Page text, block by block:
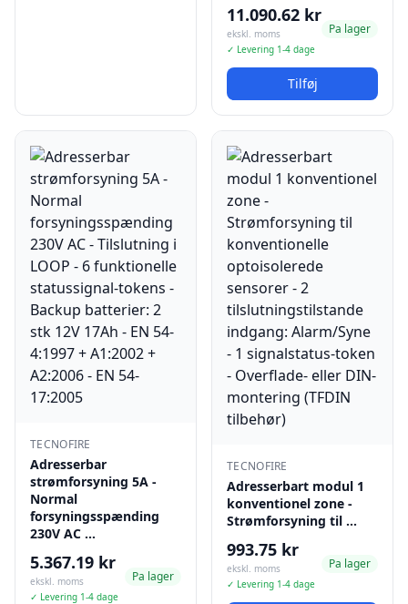
11.090.62 kr
ekskl. moms
✓ Levering 1-4 dage
Pa lager
Tilføj
TECNOFIRE
Adresserbar
strømforsyning 5A -
Normal
forsyningsspænding
230V AC …
5.367.19 kr
ekskl. moms
✓ Levering 1-4 dage
Pa lager
TECNOFIRE
Adresserbart modul 1
konventionel zone -
Strømforsyning til …
993.75 kr
ekskl. moms
✓ Levering 1-4 dage
Pa lager